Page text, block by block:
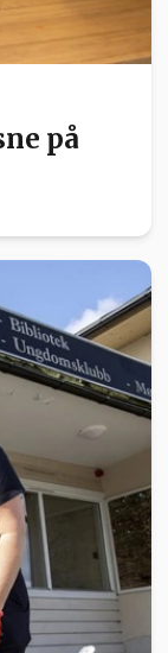
på